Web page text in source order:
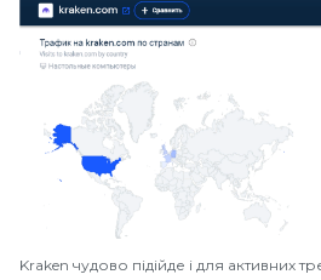
Kraken чудово підійде і для активних